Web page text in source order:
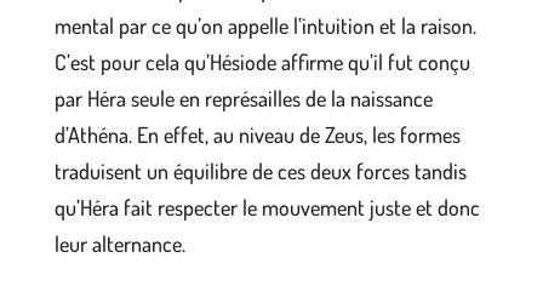
mental par ce qu’on appelle l’intuition et la raison.
C’est pour cela qu’Hésiode affirme qu’il fut conçu
par Héra seule en représailles de la naissance
d’Athéna. En effet, au niveau de Zeus, les formes
traduisent un équilibre de ces deux forces tandis
qu’Héra fait respecter le mouvement juste et donc
leur alternance.